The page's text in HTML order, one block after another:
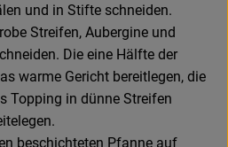
und in Stifte schneiden.
Streifen, Aubergine und
Die eine Hälfte der
warme Gericht bereitlegen, die
Topping in dünne Streifen
beschichteten Pfanne auf